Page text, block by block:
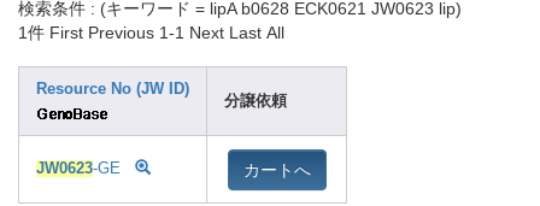
検索条件 : (キーワード = lipA b0628 ECK0621 JW0623 lip)
1件 First Previous 1-1 Next Last All
Resource No (JW ID)
分譲依頼
JW0623-GE カートへ